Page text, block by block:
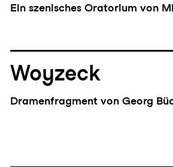
Ein szenisches Oratorium von
Woyzeck
Dramenfragment von Georg